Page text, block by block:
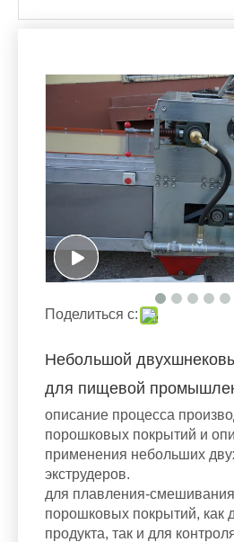
Поделиться с:
Небольшой
для пищевой
описание процесса
порошковых покрытий и
применения небольших
экструдеров.
для плавления-
порошковых покрытий, как
продукта, так и для